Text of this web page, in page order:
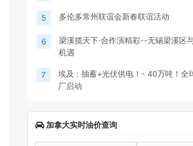
5 多伦多常州联谊会新春联谊活动
6
梁溪揽天下·合作演精彩--无锡梁溪区
机遇
7
埃及 : 抽蓄+光伏供电！- 40万吨！全
厂启动
加拿大实时油价查询